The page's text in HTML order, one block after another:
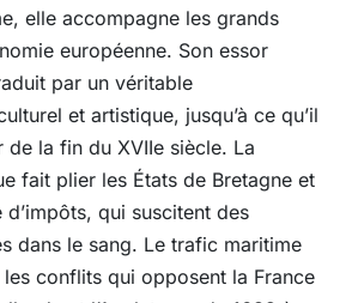
elle accompagne les grands
européenne. Son essor
par un véritable
et artistique, jusqu’à ce qu’il
la fin du XVIIe siècle. La
fait plier les États de Bretagne et
qui suscitent des
dans le sang. Le trafic maritime
conflits qui opposent la France